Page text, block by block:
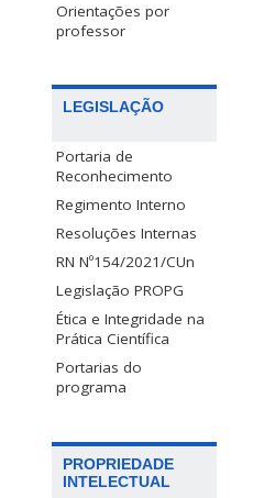
Orientações por
professor
LEGISLAÇÃO
Portaria de
Reconhecimento
Regimento Interno
Resoluções Internas
RN Nº154/2021/CUn
Legislação PROPG
Ética e Integridade na
Prática Científica
Portarias do
programa
PROPRIEDADE
INTELECTUAL